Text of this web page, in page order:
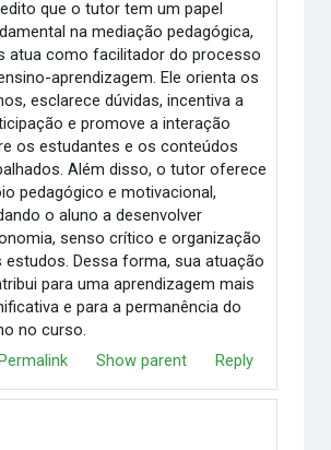
que o tutor tem um papel
na mediação pedagógica,
atua como facilitador do processo
aprendizagem. Ele orienta os
esclarece dúvidas, incentiva a
e promove a interação
os estudantes e os conteúdos
Além disso, o tutor oferece
pedagógico e motivacional,
o aluno a desenvolver
senso crítico e organização
estudos. Dessa forma, sua atuação
para uma aprendizagem mais
e para a permanência do
no curso.
Permalink
Show parent Reply